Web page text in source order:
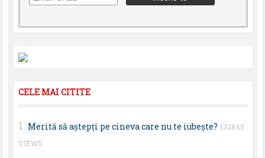
CELE MAI CITITE
Merită să aştepţi pe cineva care nu te iubeşte? 132845
VIEWS